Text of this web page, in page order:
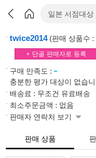
twice2014(판매 상품수 :
+ 단골 판매자로 등록
구매 만족도 : -
충분한 평가 대상이 없습
배송료 : 무조건 유료배송
최소주문금액 : 없음
판매자 연락처 보기
판매 상품